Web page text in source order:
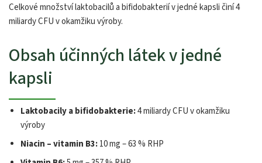
Celkové množství laktobacilů a bifidobakterií v jedné kapsli činí 4
miliardy CFU v okamžiku výroby.
Obsah účinných látek v jedné
kapsli
Laktobacily a bifidobakterie:4 miliardy CFU v okamžiku
výroby
Niacin – vitamin B3:10 mg – 63 % RHP